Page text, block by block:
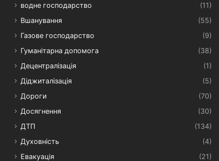
водне господарство
(11)
Вшанування
(55)
Газове господарство
(9)
Гуманітарна допомога
(38)
Децентралізація
(1)
Діджиталізація
(5)
Дороги
(70)
Досягнення
(30)
ДТП
(134)
Духовність
(4)
Евакуація
(21)